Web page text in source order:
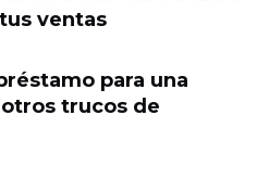
ventas
para una
trucos de